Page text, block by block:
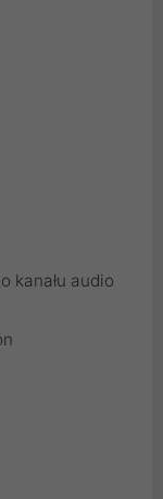
kanału audio